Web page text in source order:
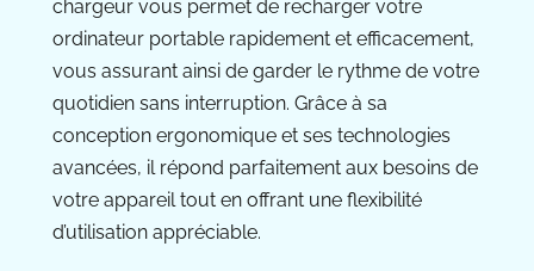
chargeur vous permet de recharger votre
ordinateur portable rapidement et efficacement,
vous assurant ainsi de garder le rythme de votre
quotidien sans interruption. Grâce à sa
conception ergonomique et ses technologies
avancées, il répond parfaitement aux besoins de
votre appareil tout en offrant une flexibilité
d’utilisation appréciable.